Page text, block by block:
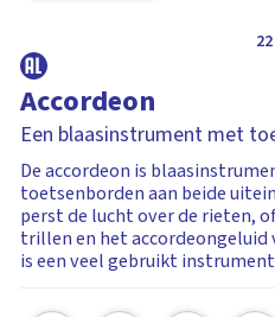
Accordeon
Een blaasinstrument met
De accordeon is
toetsenborden aan beide
perst de lucht over de rieten,
trillen en het accordeongeluid
is een veel gebruikt